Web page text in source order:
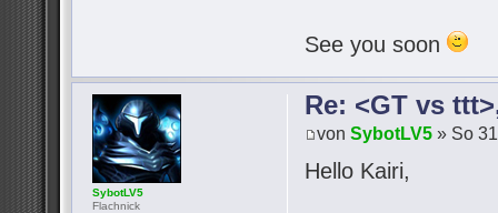
See you soon
Re: <GT vs
vonSybotLV5 » So
Hello Kairi,
SybotLV5
Flachnick